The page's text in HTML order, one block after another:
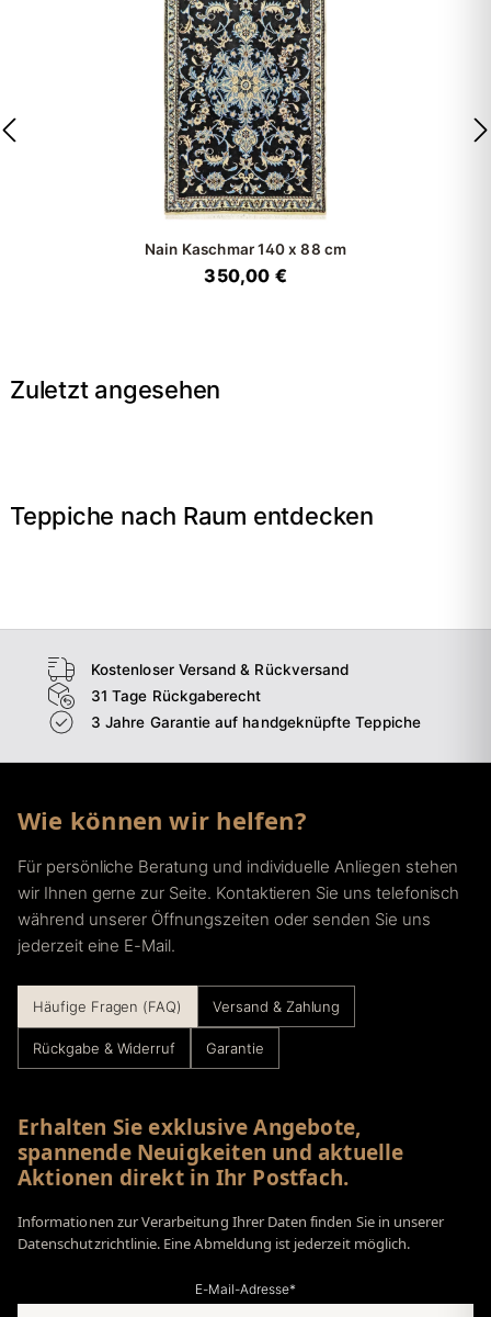
Nain Kaschmar 140 x 88 cm
350,00 €
Zuletzt angesehen
Teppiche nach Raum entdecken
Wohnzimmer
Kostenloser Versand & Rückversand
31 Tage Rückgaberecht
3 Jahre Garantie auf handgeknüpfte Teppiche
Wie können wir helfen?
Für persönliche Beratung und individuelle Anliegen stehen
wir Ihnen gerne zur Seite. Kontaktieren Sie uns telefonisch
während unserer Öffnungszeiten oder senden Sie uns
jederzeit eine E-Mail.
Häufige Fragen (FAQ) Versand & Zahlung
Rückgabe & Widerruf Garantie
Erhalten Sie exklusive Angebote,
spannende Neuigkeiten und aktuelle
Aktionen direkt in Ihr Postfach.
Informationen zur Verarbeitung Ihrer Daten finden Sie in unserer
Datenschutzrichtlinie. Eine Abmeldung ist jederzeit möglich.
E-Mail-Adresse*